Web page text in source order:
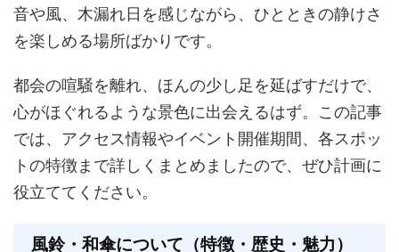
音や風、木漏れ日を感じながら、ひとときの静けさ
を楽しめる場所ばかりです。
都会の喧騒を離れ、ほんの少し足を延ばすだけで、
心がほぐれるような景色に出会えるはず。この記事
では、アクセス情報やイベント開催期間、各スポッ
トの特徴まで詳しくまとめましたので、ぜひ計画に
役立ててください。
風鈴・和傘について（特徴・歴史・魅力）